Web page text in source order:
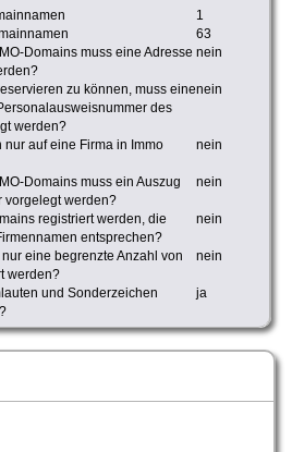
1
63
Domains muss eine Adresse nein
zu können, muss eine
des
werden?
nein
nur auf eine Firma in Immo
nein
Domains muss ein Auszug
vorgelegt werden?
nein
registriert werden, die
entsprechen?
nein
eine begrenzte Anzahl von
werden?
nein
und Sonderzeichen
ja